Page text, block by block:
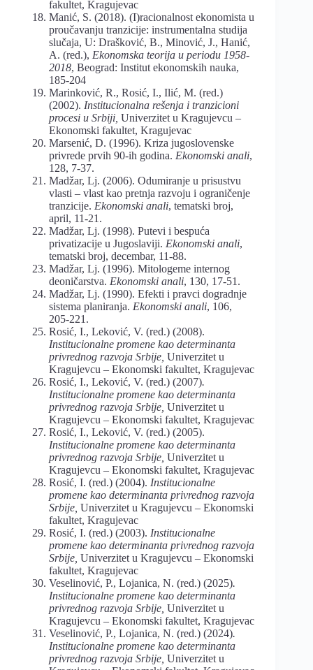
fakultet, Kragujevac
Manić, S. (2018). (I)racionalnost ekonomista u
proučavanju tranzicije: instrumentalna studija
slučaja, U: Drašković, B., Minović, J., Hanić,
A. (red.), Ekonomska teorija u periodu 1958-
2018, Beograd: Institut ekonomskih nauka,
185-204
Marinković, R., Rosić, I., Ilić, M. (red.)
(2002). Institucionalna rešenja i tranzicioni
procesi u Srbiji, Univerzitet u Kragujevcu –
Ekonomski fakultet, Kragujevac
Marsenić, D. (1996). Kriza jugoslovenske
privrede prvih 90-ih godina. Ekonomski anali,
128, 7-37.
Madžar, Lj. (2006). Odumiranje u prisustvu
vlasti – vlast kao pretnja razvoju i ograničenje
tranzicije. Ekonomski anali, tematski broj,
april, 11-21.
Madžar, Lj. (1998). Putevi i bespuća
privatizacije u Jugoslaviji. Ekonomski anali,
tematski broj, decembar, 11-88.
Madžar, Lj. (1996). Mitologeme internog
deoničarstva. Ekonomski anali, 130, 17-51.
Madžar, Lj. (1990). Efekti i pravci dogradnje
sistema planiranja. Ekonomski anali, 106,
205-221.
Rosić, I., Leković, V. (red.) (2008).
Institucionalne promene kao determinanta
privrednog razvoja Srbije, Univerzitet u
Kragujevcu – Ekonomski fakultet, Kragujevac
Rosić, I., Leković, V. (red.) (2007).
Institucionalne promene kao determinanta
privrednog razvoja Srbije, Univerzitet u
Kragujevcu – Ekonomski fakultet, Kragujevac
Rosić, I., Leković, V. (red.) (2005).
Institucionalne promene kao determinanta
privrednog razvoja Srbije, Univerzitet u
Kragujevcu – Ekonomski fakultet, Kragujevac
Rosić, I. (red.) (2004). Institucionalne
promene kao determinanta privrednog razvoja
Srbije, Univerzitet u Kragujevcu – Ekonomski
fakultet, Kragujevac
Rosić, I. (red.) (2003). Institucionalne
promene kao determinanta privrednog razvoja
Srbije, Univerzitet u Kragujevcu – Ekonomski
fakultet, Kragujevac
Veselinović, P., Lojanica, N. (red.) (2025).
Institucionalne promene kao determinanta
privrednog razvoja Srbije, Univerzitet u
Kragujevcu – Ekonomski fakultet, Kragujevac
Veselinović, P., Lojanica, N. (red.) (2024).
Institucionalne promene kao determinanta
privrednog razvoja Srbije, Univerzitet u